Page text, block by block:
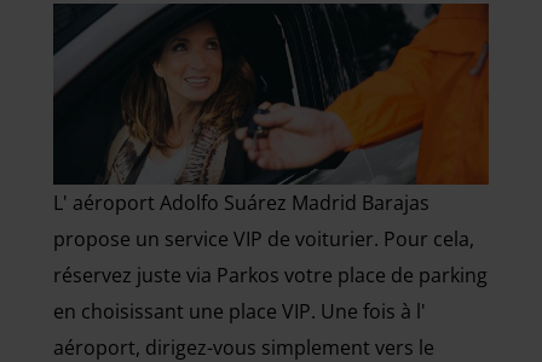
L' aéroport Adolfo Suárez Madrid Barajas
propose un service VIP de voiturier. Pour cela,
réservez juste via Parkos votre place de parking
en choisissant une place VIP. Une fois à l'
aéroport, dirigez-vous simplement vers le